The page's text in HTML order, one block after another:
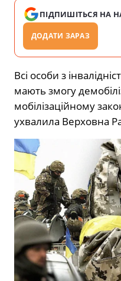
ПІДПИШІТЬСЯ НА
ДОДАТИ ЗАРАЗ
Всі особи з
мають змогу
мобілізаційному
ухвалила Верховна